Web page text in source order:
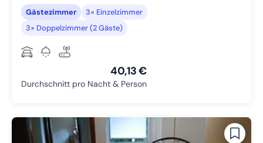
Gästezimmer
3× Einzelzimmer
3× Doppelzimmer (2 Gäste)
40,13 €
Durchschnitt pro Nacht & Person